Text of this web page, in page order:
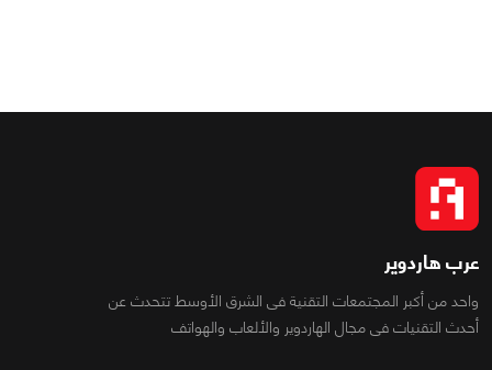
عرب هاردوير
واحد من أكبر المجتمعات التقنية فى الشرق الأوسط تتحدث عن
أحدث التقنيات فى مجال الهاردوير والألعاب والهواتف